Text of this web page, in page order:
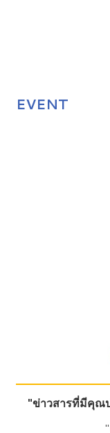
EVENT
"ข่าวสารที่มีคุณ